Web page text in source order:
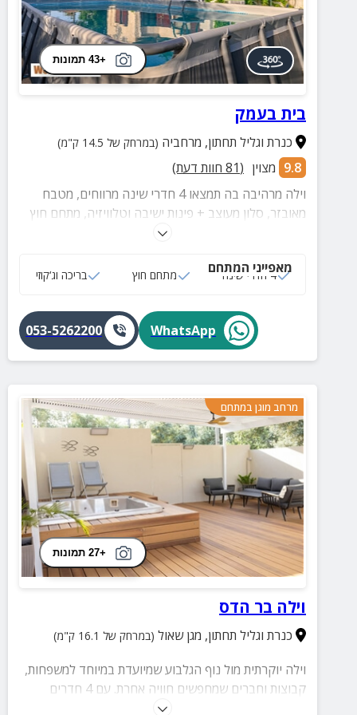
+43 תמונות
בית בעמק
כנרת וגליל תחתון, מרחביה (במרחק של 14.5 ק"מ)
9.8 מצוין (
81 חוות דעת)
וילה מרהיבה בה תמצאו 4 חדרי שינה מרווחים, מטבח
מאובזר, סלון מעוצב + פינות ישיבה וטלוויזיה, מתחם חוץ
עם ג'קוזי מפנק, בריכה מרעננת, שולחן פינג פונג ועוד.
מאפייני המתחם
4 חדרי שינה מתחם חוץ בריכה וג‘קוזי
WhatsApp
053-5262200
מרחב מוגן במתחם
+27 תמונות
וילה בר הדס
כנרת וגליל תחתון, מגן שאול (במרחק של 16.1 ק"מ)
וילה יוקרתית מול נוף הגלבוע שמיועדת במיוחד למשפחות,
קבוצות וחברים שמחפשים חוויה אחרת. עם 4 חדרים
מרווחים הכוללות חדר רחצה פרטי, חדר ילדים ופינת אוכל